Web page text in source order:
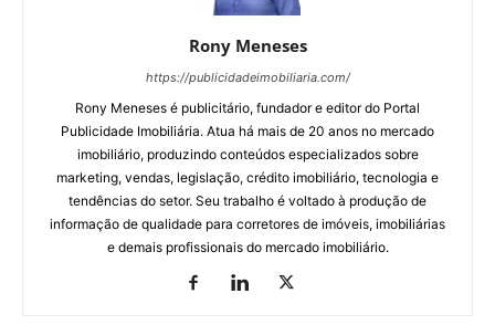
Rony Meneses
https://publicidadeimobiliaria.com/
Rony Meneses é publicitário, fundador e editor do Portal
Publicidade Imobiliária. Atua há mais de 20 anos no mercado
imobiliário, produzindo conteúdos especializados sobre
marketing, vendas, legislação, crédito imobiliário, tecnologia e
tendências do setor. Seu trabalho é voltado à produção de
informação de qualidade para corretores de imóveis, imobiliárias
e demais profissionais do mercado imobiliário.